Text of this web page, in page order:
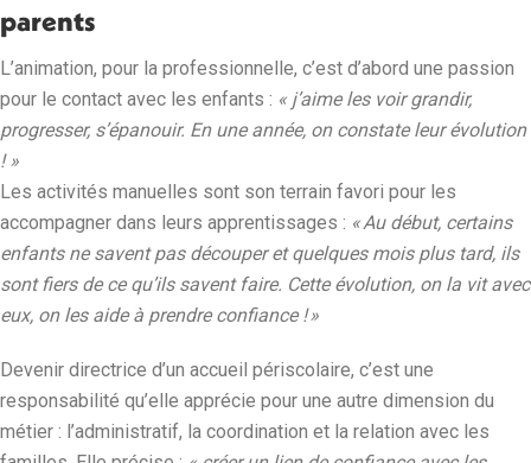
parents
L’animation, pour la professionnelle, c’est d’abord une passion
pour le contact avec les enfants : « j’aime les voir grandir,
progresser, s’épanouir. En une année, on constate leur évolution
! »
Les activités manuelles sont son terrain favori pour les
accompagner dans leurs apprentissages : « Au début, certains
enfants ne savent pas découper et quelques mois plus tard, ils
sont fiers de ce qu’ils savent faire. Cette évolution, on la vit avec
eux, on les aide à prendre confiance ! »
Devenir directrice d’un accueil périscolaire, c’est une
responsabilité qu’elle apprécie pour une autre dimension du
métier : l’administratif, la coordination et la relation avec les